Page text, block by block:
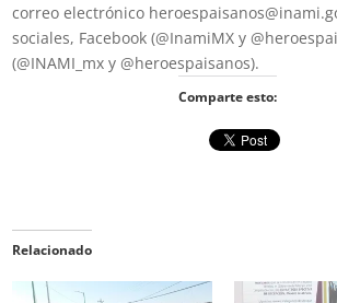
correo electrónico
sociales, Facebook (@InamiMX y
(@INAMI_mx y @heroespaisanos).
Comparte esto:
Relacionado